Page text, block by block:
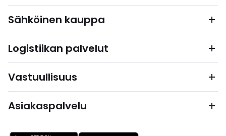
Sähköinen kauppa
Logistiikan palvelut
Vastuullisuus
Asiakaspalvelu